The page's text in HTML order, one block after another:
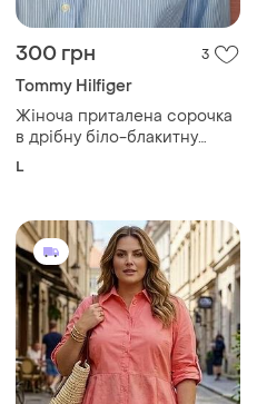
300 грн 3
Tommy Hilfiger
Жіноча приталена сорочка
в дрібну біло-блакитну
вертикальну смужку від
L